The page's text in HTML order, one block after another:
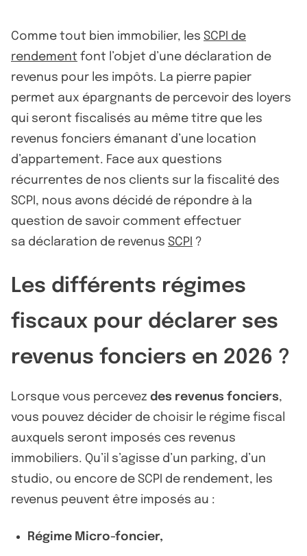
Comme tout bien immobilier, les SCPI de
rendement font l’objet d’une déclaration de
revenus pour les impôts. La pierre papier
permet aux épargnants de percevoir des loyers
qui seront fiscalisés au même titre que les
revenus fonciers émanant d’une location
d’appartement. Face aux questions
récurrentes de nos clients sur la fiscalité des
SCPI, nous avons décidé de répondre à la
question de savoir comment effectuer
sa déclaration de revenus SCPI ?
Les différents régimes
fiscaux pour déclarer ses
revenus fonciers en 2026 ?
Lorsque vous percevez des revenus fonciers,
vous pouvez décider de choisir le régime fiscal
auxquels seront imposés ces revenus
immobiliers. Qu’il s’agisse d’un parking, d’un
studio, ou encore de SCPI de rendement, les
revenus peuvent être imposés au :
Régime Micro-foncier,